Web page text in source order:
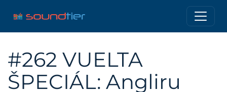
#262 VUELTA
ŠPECIÁL: Angliru